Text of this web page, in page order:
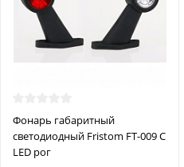
Фонарь габаритный
светодиодный Fristom FT-009 C
LED рог